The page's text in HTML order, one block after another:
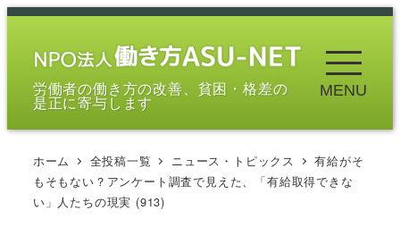
メ
労働者の働き方の改善、貧困・格差の
是正に寄与します
MENU
ホーム 全投稿一覧 ニュース・トピックス
有給がそ
もそもない？アンケート調査で見えた、「有給取得できな
い」人たちの現実 (913)